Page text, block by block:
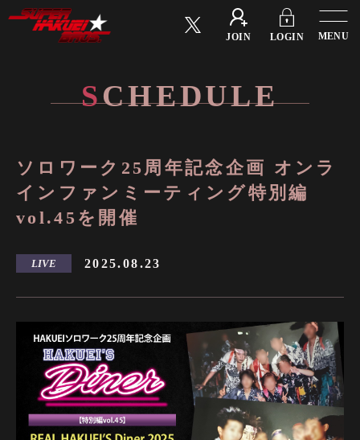
JOIN LOGIN
SCHEDULE
ソロワーク25周年記念企画 オンラ
インファンミーティング特別編
vol.45を開催
LIVE 2025.08.23